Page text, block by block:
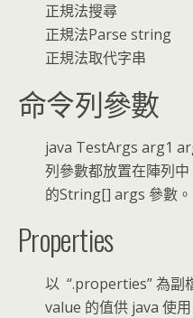
正規法搜尋
正規法Parse string
正規法取代字串
命令列參數
java TestArgs arg1
列參數都放置在陣列
的String[] args 參數。
Properties
以 “.properties” 為副
value 的值供 java 使